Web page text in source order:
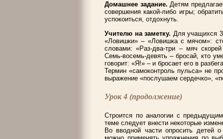
Домашнее задание. Детям
совершения какой-либо игры;
успокоиться, отдохнуть.
Учителю на заметку. Для учащихся
«Ловишки» – «Ловишка с мячом»:
словами: «Раз-два-три – мяч
Семь-восемь-девять – бросай, кто
говорит: «Я!» – и бросает его в
Термин «самоконтроль пульса» не
выражение «послушаем сердечко»,
Урок 4 (продолжение)
Строится по аналогии с
теме следует внести некоторые
Во вводной части опросить детей